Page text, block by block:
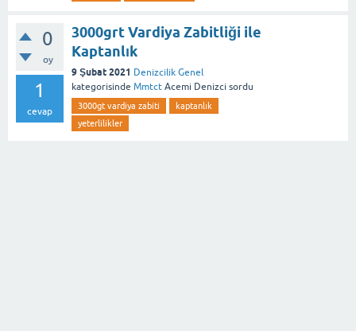
0
oy
1
cevap
3000grt Vardiya Zabitliği ile
Kaptanlık
9 Şubat 2021 Denizcilik Genel
kategorisinde Mmtct Acemi Denizci sordu
3000gt vardiya zabiti
kaptanlık
yeterlilikler